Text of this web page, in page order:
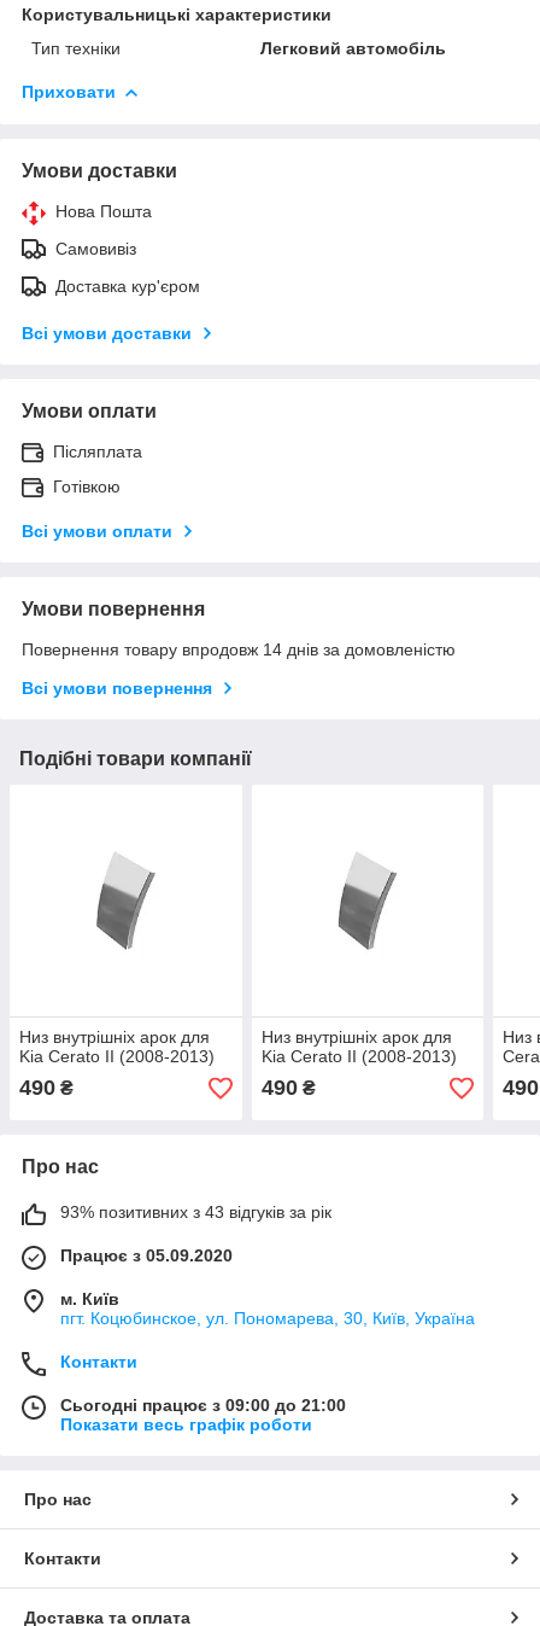
Користувальницькі характеристики
Тип техніки
Легковий автомобіль
Приховати
Умови доставки
Нова Пошта
Самовивіз
Доставка кур'єром
Всі умови доставки
Умови оплати
Післяплата
Готівкою
Всі умови оплати
Умови повернення
Повернення товару впродовж 14 днів за домовленістю
Всі умови повернення
Подібні товари компанії
Низ внутрішніх арок для
Kia Cerato II (2008-2013)
490 ₴
Низ внутрішніх арок для
Kia Cerato II (2008-2013)
490₴
Низ
490
Про нас
93% позитивних з 43 відгуків за рік
Працює з 05.09.2020
м. Київ
пгт. Коцюбинское, ул. Пономарева, 30, Київ, Україна
Контакти
Сьогодні працює з 09:00 до 21:00
Показати весь графік роботи
Про нас
Контакти
Доставка та оплата